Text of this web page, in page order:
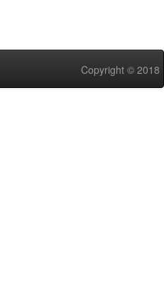
Copyright © 2018